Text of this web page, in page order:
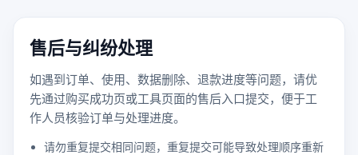
售后与纠纷处理
如遇到订单、使用、数据删除、退款进度等问题，请优
先通过购买成功页或工具页面的售后入口提交，便于工
作人员核验订单与处理进度。
请勿重复提交相同问题，重复提交可能导致处理顺序重新